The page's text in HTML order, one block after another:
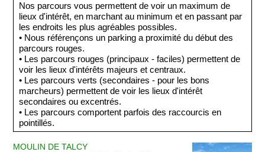
Nos parcours vous permettent de voir un maximum de
lieux d'intérêt, en marchant au minimum et en passant par
les endroits les plus agréables possibles.
• Nous référençons un parking a proximité du début des
parcours rouges.
• Les parcours rouges (principaux - faciles) permettent de
voir les lieux d'intérêts majeurs et centraux.
• Les parcours verts (secondaires - pour les bons
marcheurs) permettent de voir les lieux d'intérêt
secondaires ou excentrés.
• Les parcours comportent parfois des raccourcis en
pointillés.
MOULIN DE TALCY